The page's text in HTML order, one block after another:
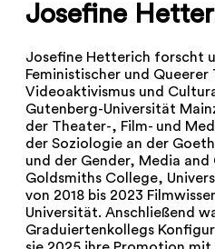
Josefine
Josefine Hetterich forscht
Feministischer und Queerer
Videoaktivismus und
Gutenberg-Universität
der Theater-, Film- und
der Soziologie an der
und der Gender, Media
Goldsmiths College,
von 2018 bis 2023
Universität. Anschließend
Graduiertenkollegs